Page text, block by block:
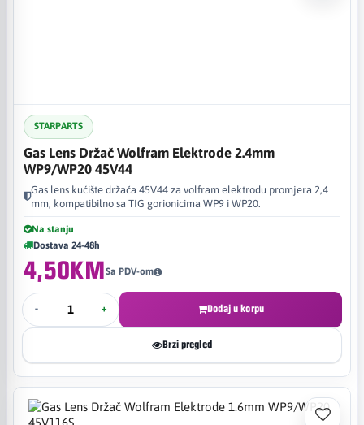
STARPARTS
Gas Lens Držač Wolfram Elektrode 2.4mm
WP9/WP20 45V44
Gas lens kućište držača 45V44 za volfram elektrodu promjera 2,4
mm, kompatibilno sa TIG gorionicima WP9 i WP20.
Na stanju
Dostava 24-48h
4,50KMSa PDV-om
- + Dodaj u korpu
Brzi pregled